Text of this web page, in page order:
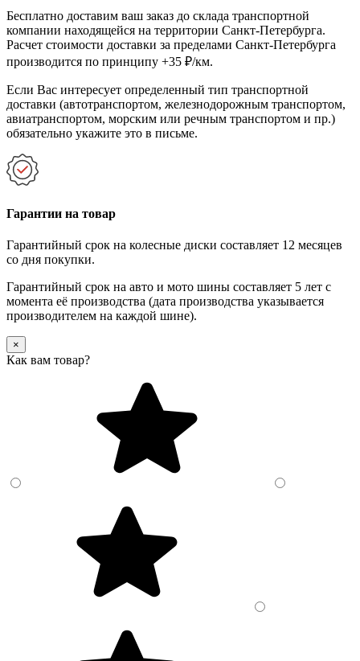
Бесплатно доставим ваш заказ до склада транспортной
компании находящейся на территории Санкт-Петербурга.
Расчет стоимости доставки за пределами Санкт-Петербурга
производится по принципу +35 ₽/км.
Если Вас интересует определенный тип транспортной
доставки (автотранспортом, железнодорожным транспортом,
авиатранспортом, морским или речным транспортом и пр.)
обязательно укажите это в письме.
Гарантии на товар
Гарантийный срок на колесные диски составляет 12 месяцев
со дня покупки.
Гарантийный срок на авто и мото шины составляет 5 лет с
момента её производства (дата производства указывается
производителем на каждой шине).
×
Как вам товар?